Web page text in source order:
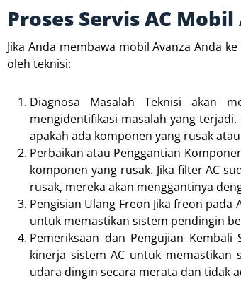
Proses Servis AC
Jika Anda membawa mobil Avanza Anda
oleh teknisi:
Diagnosa Masalah Teknisi akan
mengidentifikasi masalah yang
apakah ada komponen yang rusak
Perbaikan atau Penggantian
komponen yang rusak. Jika filter AC
rusak, mereka akan menggantinya
Pengisian Ulang Freon Jika freon
untuk memastikan sistem pendingin
Pemeriksaan dan Pengujian
kinerja sistem AC untuk memastikan
udara dingin secara merata dan tidak